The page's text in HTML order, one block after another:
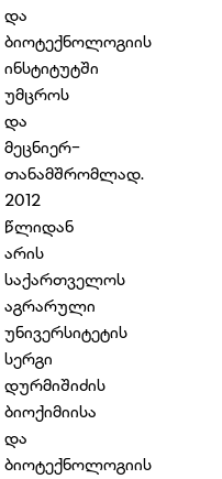
და
ბიოტექნოლოგიის
ინსტიტუტში
უმცროს
და
მეცნიერ-
თანამშრომლად.
2012
წლიდან
არის
საქართველოს
აგრარული
უნივერსიტეტის
სერგი
დურმიშიძის
ბიოქიმიისა
და
ბიოტექნოლოგიის